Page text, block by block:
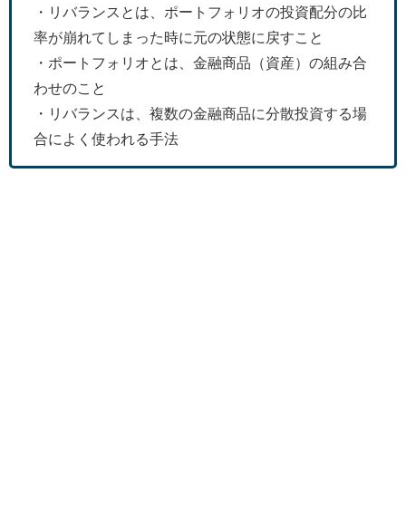
・リバランスとは、ポートフォリオの投資配分の比
率が崩れてしまった時に元の状態に戻すこと
・ポートフォリオとは、金融商品（資産）の組み合
わせのこと
・リバランスは、複数の金融商品に分散投資する場
合によく使われる手法